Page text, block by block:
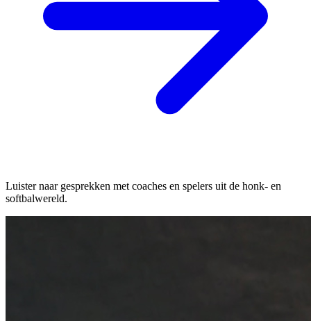
Luister naar gesprekken met coaches en spelers uit de honk- en
softbalwereld.